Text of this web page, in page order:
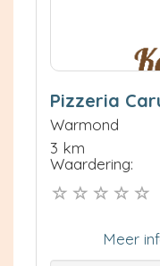
Pizzeria
Warmond
3 km
Waardering:
Meer